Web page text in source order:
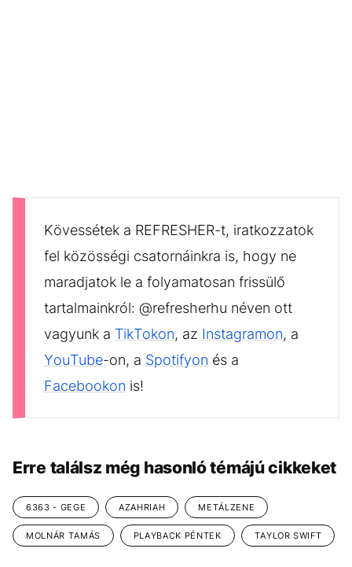
Kövessétek a REFRESHER-t, iratkozzatok
fel közösségi csatornáinkra is, hogy ne
maradjatok le a folyamatosan frissülő
tartalmainkról: @refresherhu néven ott
vagyunk a TikTokon, az Instagramon, a
YouTube-on, a Spotifyon és a
Facebookon is!
Erre találsz még hasonló témájú cikkeket
6363 - GEGE AZAHRIAH METÁLZENE
MOLNÁR TAMÁS PLAYBACK PÉNTEK TAYLOR SWIFT